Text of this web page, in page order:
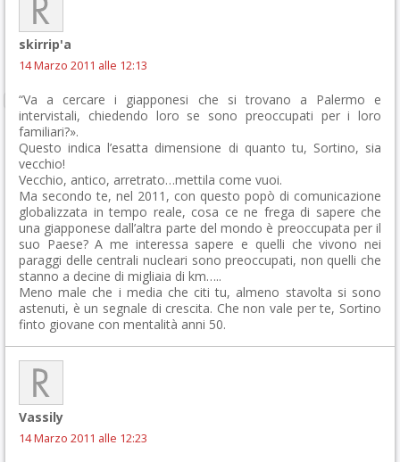
skirrip'a
14 Marzo 2011 alle 12:13
“Va a cercare i giapponesi che si trovano a Palermo e
intervistali, chiedendo loro se sono preoccupati per i loro
familiari?».
Questo indica l’esatta dimensione di quanto tu, Sortino, sia
vecchio!
Vecchio, antico, arretrato…mettila come vuoi.
Ma secondo te, nel 2011, con questo popò di comunicazione
globalizzata in tempo reale, cosa ce ne frega di sapere che
una giapponese dall’altra parte del mondo è preoccupata per il
suo Paese? A me interessa sapere e quelli che vivono nei
paraggi delle centrali nucleari sono preoccupati, non quelli che
stanno a decine di migliaia di km…..
Meno male che i media che citi tu, almeno stavolta si sono
astenuti, è un segnale di crescita. Che non vale per te, Sortino
finto giovane con mentalità anni 50.
Vassily
14 Marzo 2011 alle 12:23